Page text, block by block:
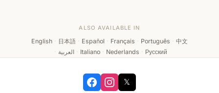
fälschlich identifiziert wurde.ALSO AVAILABLE IN
English · 日本語 · Español · Français · Português · 中文
· العربية · Italiano · Nederlands · Русский
𝕏